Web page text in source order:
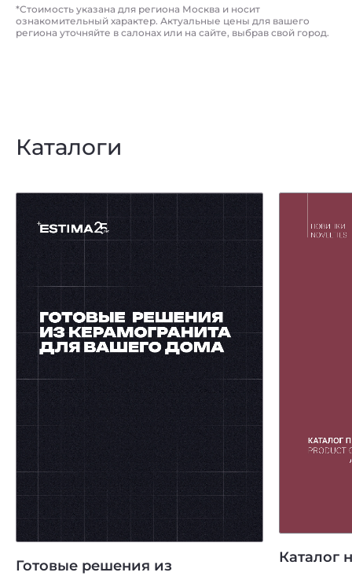
*Стоимость указана для региона Москва и носит
ознакомительный характер. Актуальные цены для вашего
региона уточняйте в салонах или на сайте, выбрав свой город.
Каталоги
Готовые решения из
Каталог